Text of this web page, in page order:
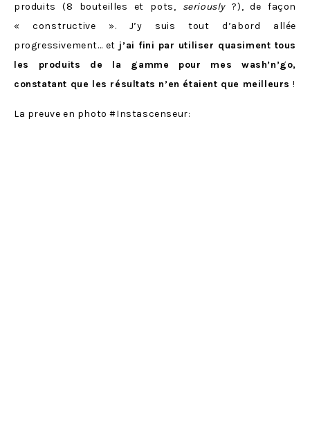
produits (8 bouteilles et pots, seriously ?), de façon
« constructive ». J’y suis tout d’abord allée
progressivement… et j’ai fini par utiliser quasiment tous
les produits de la gamme pour mes wash’n’go,
constatant que les résultats n’en étaient que meilleurs !
La preuve en photo #Instascenseur: